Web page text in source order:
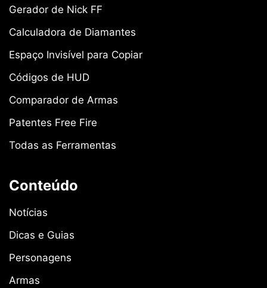
Gerador de Nick FF
Calculadora de Diamantes
Espaço Invisível para Copiar
Códigos de HUD
Comparador de Armas
Patentes Free Fire
Todas as Ferramentas
Conteúdo
Notícias
Dicas e Guias
Personagens
Armas